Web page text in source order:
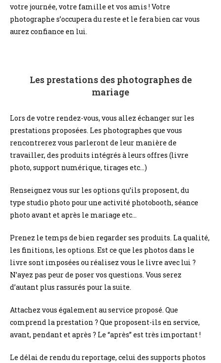
votre journée, votre famille et vos amis ! Votre
photographe s’occupera du reste et le fera bien car vous
aurez confiance en lui.
Les prestations des photographes de
mariage
Lors de votre rendez-vous, vous allez échanger sur les
prestations proposées. Les photographes que vous
rencontrerez vous parleront de leur manière de
travailler, des produits intégrés à leurs offres (livre
photo, support numérique, tirages etc…)
Renseignez vous sur les options qu’ils proposent, du
type studio photo pour une activité photobooth, séance
photo avant et après le mariage etc…
Prenez le temps de bien regarder ses produits. La qualité,
les finitions, les options. Est ce que les photos dans le
livre sont imposées ou réalisez vous le livre avec lui ?
N’ayez pas peur de poser vos questions. Vous serez
d’autant plus rassurés pour la suite.
Attachez vous également au service proposé. Que
comprend la prestation ? Que proposent-ils en service,
avant, pendant et après ? Le “après” est très important !
Le délai de rendu du reportage, celui des supports photos